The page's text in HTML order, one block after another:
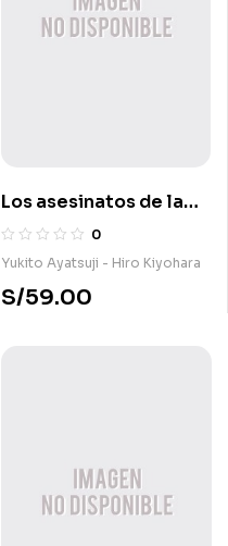
Los asesinatos de la
mansión decagonal 4
0
Yukito Ayatsuji - Hiro Kiyohara
S/59.00